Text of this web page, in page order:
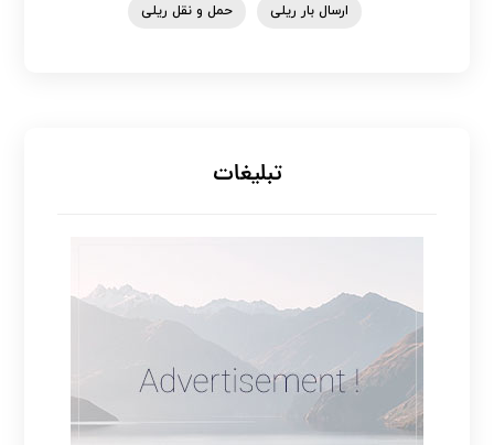
ارسال بار ریلی حمل و نقل ریلی
تبلیغات